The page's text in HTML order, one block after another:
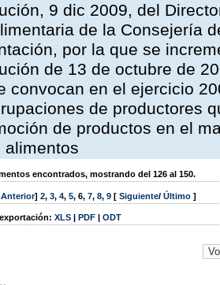
9 dic 2009, del
de la Consejería
por la que se
de 13 de octubre de
convocan en el ejercicio
de productores
de productos en el
alimentos
encontrados, mostrando del 126 al 150.
Anterior] 2, 3, 4, 5, 6, 7, 8, 9 [ Siguiente/ Último ]
XLS | PDF | ODT